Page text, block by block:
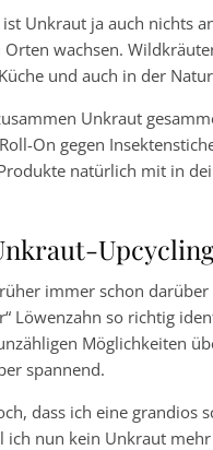
Unkraut ja auch nichts
wachsen.
und auch in der
Unkraut
On gegen
natürlich mit in
immer schon
Löwenzahn so richtig
Möglichkeiten
spannend.
dass ich eine grandios
ich nun kein Unkraut